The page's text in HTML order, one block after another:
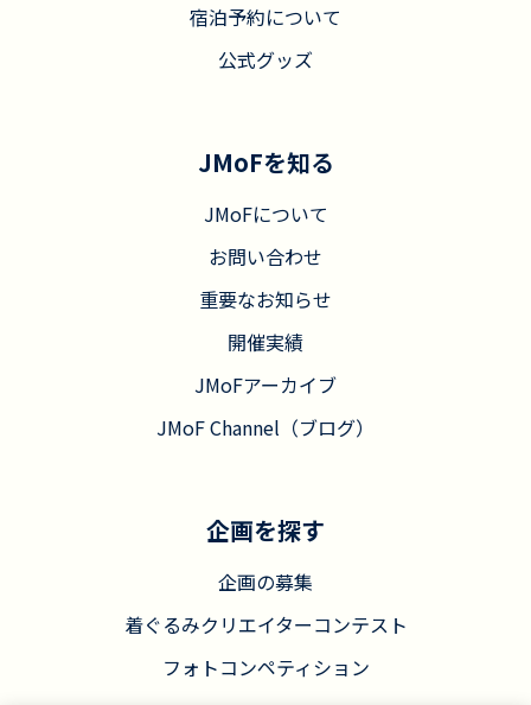
宿泊予約について
公式グッズ
JMoFを知る
JMoFについて
お問い合わせ
重要なお知らせ
開催実績
JMoFアーカイブ
JMoF Channel（ブログ）
企画を探す
企画の募集
着ぐるみクリエイターコンテスト
フォトコンペティション